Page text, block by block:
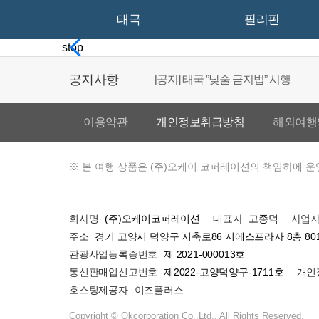
태국 필리핀
stop
공지사항
[공지] 아시아나 항공 - 제 2여객터
부터)
[공지] 태국 ”낮술 금지법” 시행
동남아 (태국,필리핀,라오스, 말레
일본 1년 월평균 기온 안내
중국,대만,홍콩,마카오 1년 월평균
인천 국제공항 대형수화물 카운터
이용약관 개인정보취급방침 해외여
※ 본 여행 상품은 (주)오케이 코퍼레이션의 책임하에
회사명 (주)오케이코퍼레이션 대표자 고종덕 사업
주소 경기 고양시 덕양구 지축로86 지에스프라자 8층
관광사업등록증번호
제 2021-000013호
통신판매업신고번호 제2022-고양덕양구-1711호 개인
호스팅제공자 이즈플러스
Copyright © Okcorporation Co.,Ltd., All Rights Reserved.